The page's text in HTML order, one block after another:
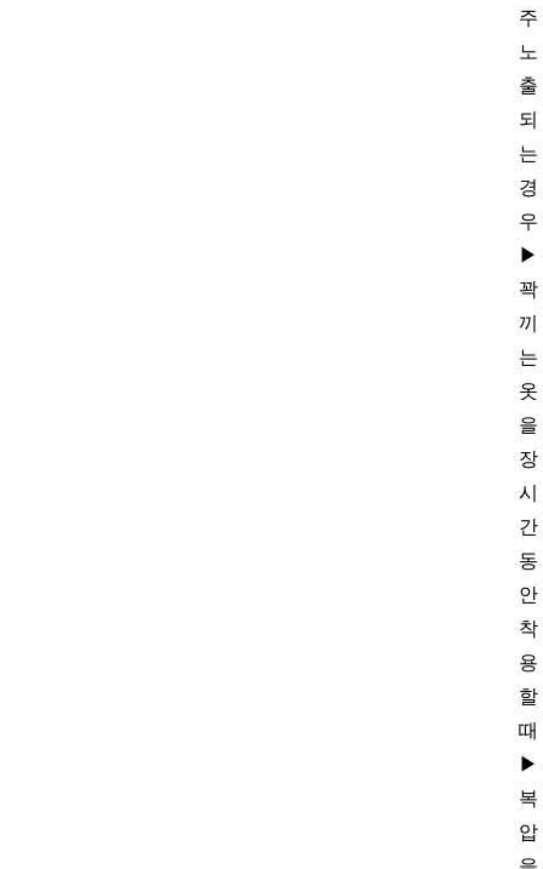
주
노
출
되
는
경
우
▶
꽉
끼
는
옷
을
장
시
간
동
안
착
용
할
때
▶
복
압